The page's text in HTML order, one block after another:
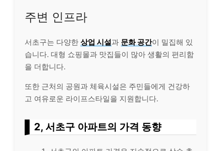
주변 인프라
서초구는 다양한 상업 시설과 문화 공간이 밀집해 있
습니다. 대형 쇼핑몰과 맛집들이 많아 생활의 편리함
을 더합니다.
또한 근처의 공원과 체육시설은 주민들에게 건강하
고 여유로운 라이프스타일을 지원합니다.
2, 서초구 아파트의 가격 동향